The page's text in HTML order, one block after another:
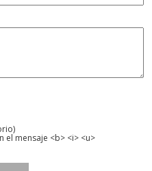
el mensaje <b> <i> <u>